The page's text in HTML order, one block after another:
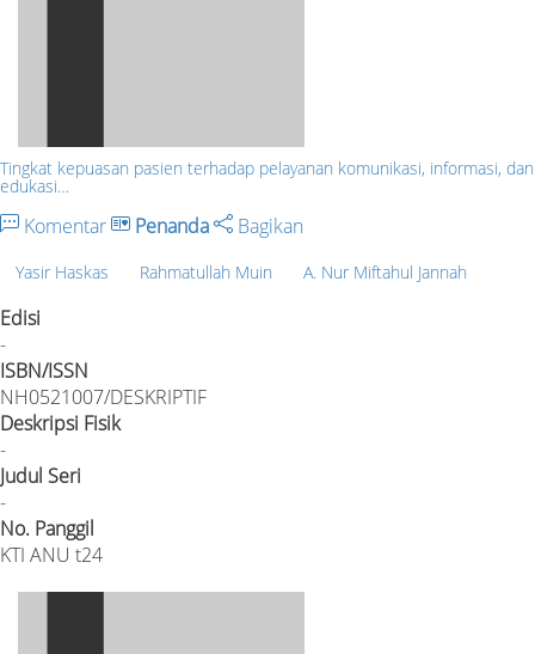
Tingkat kepuasan pasien terhadap pelayanan komunikasi, informasi, dan
edukasi…
Komentar Penanda Bagikan
Yasir Haskas Rahmatullah Muin A. Nur Miftahul Jannah
Edisi
-
ISBN/ISSN
NH0521007/DESKRIPTIF
Deskripsi Fisik
-
Judul Seri
-
No. Panggil
KTI ANU t24